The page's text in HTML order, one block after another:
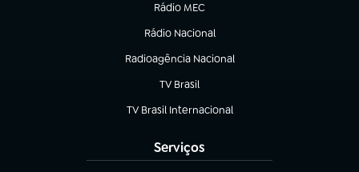
Rádio MEC
(abre em nova aba)
Rádio Nacional
Radioagência Nacional
(abre em nova aba)
TV Brasil
(abre em nova aba)
TV Brasil Internacional
(abre em nova aba)
Serviços